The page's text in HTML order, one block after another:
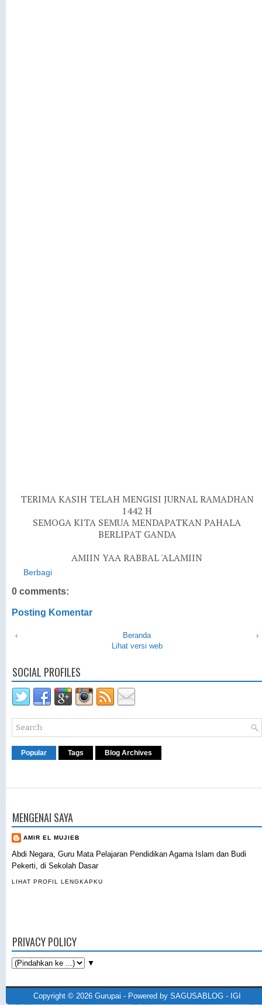
TERIMA KASIH TELAH MENGISI JURNAL RAMADHAN
1442 H
SEMOGA KITA SEMUA MENDAPATKAN PAHALA
BERLIPAT GANDA
AMIIN YAA RABBAL 'ALAMIIN
Berbagi
0 comments:
Posting Komentar
‹ ›
Beranda
Lihat versi web
SOCIAL PROFILES
Popular Tags Blog Archives
MENGENAI SAYA
AMIR EL MUJIEB
Abdi Negara, Guru Mata Pelajaran Pendidikan Agama Islam dan Budi
Pekerti, di Sekolah Dasar
LIHAT PROFIL LENGKAPKU
PRIVACY POLICY
▼
Copyright © 2026 Gurupai - Powered by SAGUSABLOG- IGI